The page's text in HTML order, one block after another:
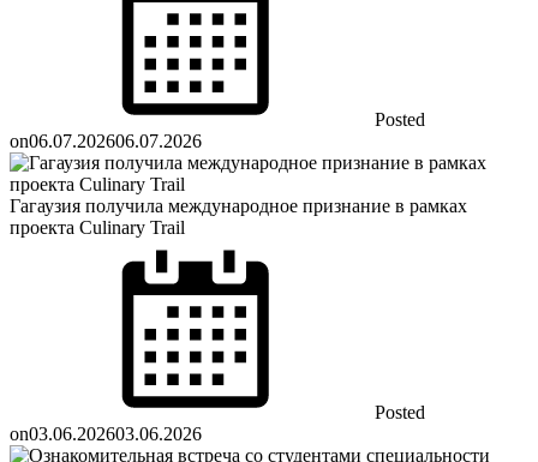
Posted
on06.07.202606.07.2026
Гагаузия получила международное признание в рамках
проекта Culinary Trail
Posted
on03.06.202603.06.2026